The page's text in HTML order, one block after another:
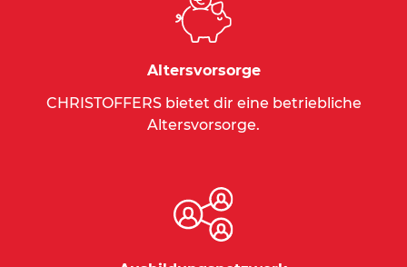
Altersvorsorge
CHRISTOFFERS bietet dir eine betriebliche
Altersvorsorge.